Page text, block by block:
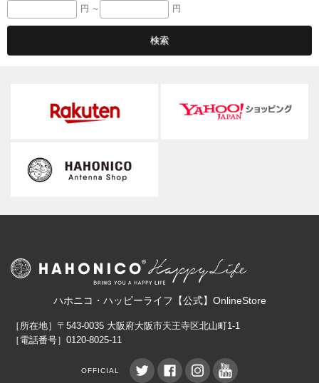
円 ～ 円
ハホニコ・ハッピーライフ【公式】OnlineStore
［所在地］〒543-0035 大阪府大阪市天王寺区北山町1-1
［電話番号］0120-8025-11
OFFICIAL